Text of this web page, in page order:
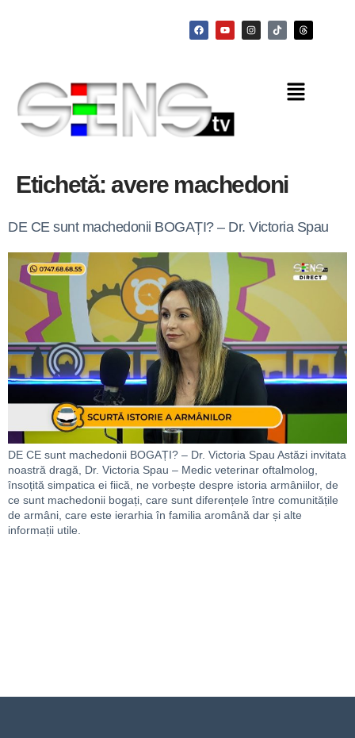
Etichetă: avere machedoni
DE CE sunt machedonii BOGAȚI? – Dr. Victoria Spau
DE CE sunt machedonii BOGAȚI? – Dr. Victoria Spau Astăzi invitata
noastră dragă, Dr. Victoria Spau – Medic veterinar oftalmolog,
însoțită simpatica ei fiică, ne vorbește despre istoria armâniilor, de
ce sunt machedonii bogați, care sunt diferențele între comunitățile
de armâni, care este ierarhia în familia aromână dar și alte
informații utile.